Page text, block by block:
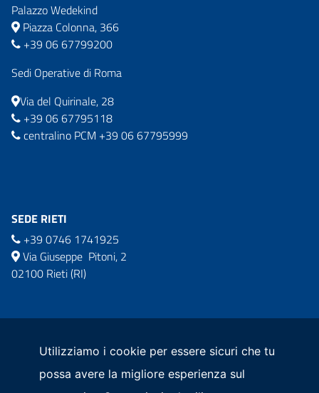
Palazzo Wedekind
Piazza Colonna, 366
+39 06 67799200
Sedi Operative di Roma
Via del Quirinale, 28
+39 06 67795118
centralino PCM +39 06 67795999
SEDE RIETI
+39 0746 1741925
Via Giuseppe Pitoni, 2
02100 Rieti (RI)
comm.ricostruzionesisma2016@pec.governo.it
Utilizziamo i cookie per essere sicuri che tu
possa avere la migliore esperienza sul